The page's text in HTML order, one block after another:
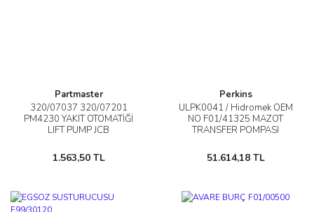
Partmaster
320/07037 320/07201
PM4230 YAKIT OTOMATİĞİ
LIFT PUMP JCB
1.563,50 TL
Perkins
ULPK0041 / Hidromek OEM
NO F01/41325 MAZOT
TRANSFER POMPASI
51.614,18 TL